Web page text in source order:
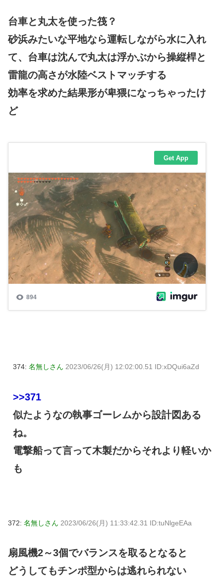
台車と丸太を使った筏？
砂浜みたいな平地なら運転しながら水に入れ
て、台車は沈んで丸太は浮かぶから操縦桿と
雷龍の高さが水陸ベストマッチする
効率を求めた結果形が卑猥になっちゃったけ
ど
374: 名無しさん 2023/06/26(月) 12:02:00.51 ID:xDQui6aZd
>>371
似たようなの執事ゴーレムから設計図ある
ね。
電撃船って言って木製だからそれより軽いか
も
372: 名無しさん 2023/06/26(月) 11:33:42.31 ID:tuNlgeEAa
扇風機2～3個でバランスを取るとなると
どうしてもチンポ型からは逃れられない